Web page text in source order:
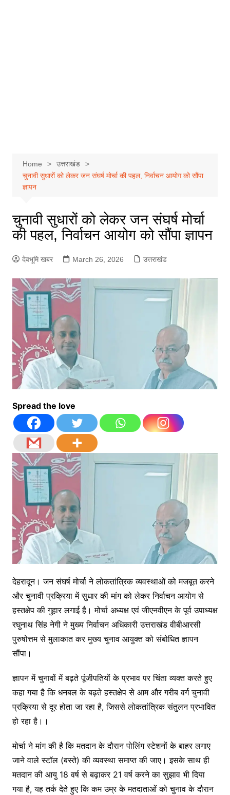
Home
उत्तराखंड
चुनावी सुधारों को लेकर जन संघर्ष मोर्चा की पहल, निर्वाचन आयोग को सौंपा
ज्ञापन
चुनावी सुधारों को लेकर जन संघर्ष मोर्चा
की पहल, निर्वाचन आयोग को सौंपा ज्ञापन
देवभूमि खबर March 26, 2026 उत्तराखंड
Spread the love
देहरादून। जन संघर्ष मोर्चा ने लोकतांत्रिक व्यवस्थाओं को मजबूत करने
और चुनावी प्रक्रिया में सुधार की मांग को लेकर निर्वाचन आयोग से
हस्तक्षेप की गुहार लगाई है। मोर्चा अध्यक्ष एवं जीएनवीएन के पूर्व उपाध्यक्ष
रघुनाथ सिंह नेगी ने मुख्य निर्वाचन अधिकारी उत्तराखंड वीबीआरसी
पुरुषोत्तम से मुलाकात कर मुख्य चुनाव आयुक्त को संबोधित ज्ञापन
सौंपा।
ज्ञापन में चुनावों में बढ़ते पूंजीपतियों के प्रभाव पर चिंता व्यक्त करते हुए
कहा गया है कि धनबल के बढ़ते हस्तक्षेप से आम और गरीब वर्ग चुनावी
प्रक्रिया से दूर होता जा रहा है, जिससे लोकतांत्रिक संतुलन प्रभावित
हो रहा है।।
मोर्चा ने मांग की है कि मतदान के दौरान पोलिंग स्टेशनों के बाहर लगाए
जाने वाले स्टॉल (बस्ते) की व्यवस्था समाप्त की जाए। इसके साथ ही
मतदान की आयु 18 वर्ष से बढ़ाकर 21 वर्ष करने का सुझाव भी दिया
गया है, यह तर्क देते हुए कि कम उम्र के मतदाताओं को चुनाव के दौरान